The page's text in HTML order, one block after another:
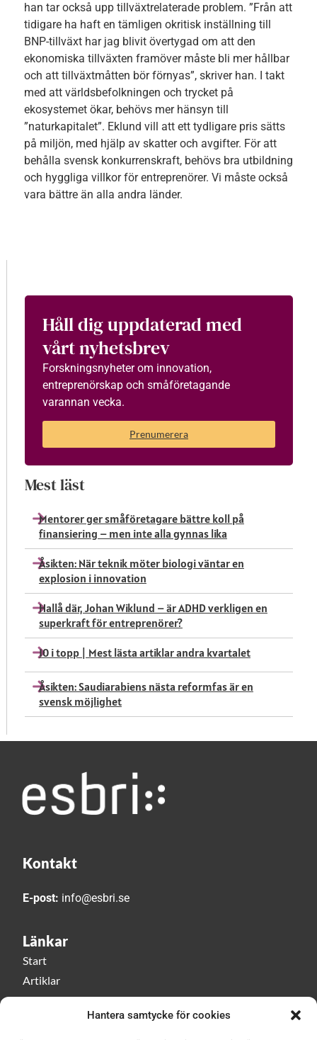
Hantera samtycke för cookies
han tar också upp tillväxtrelaterade problem. ”Från att
tidigare ha haft en tämligen okritisk inställning till
BNP-tillväxt har jag blivit övertygad om att den
ekonomiska tillväxten framöver måste bli mer hållbar
och att tillväxtmåtten bör förnyas”, skriver han. I takt
med att världsbefolkningen och trycket på
ekosystemet ökar, behövs mer hänsyn till
”naturkapitalet”. Eklund vill att ett tydligare pris sätts
på miljön, med hjälp av skatter och avgifter. För att
behålla svensk konkurrenskraft, behövs bra utbildning
och hyggliga villkor för entreprenörer. Vi måste också
vara bättre än alla andra länder.
Håll dig uppdaterad med
vårt nyhetsbrev
Forskningsnyheter om innovation,
entreprenörskap och småföretagande
varannan vecka.
Prenumerera
Mest läst
Mentorer ger småföretagare bättre koll på
finansiering – men inte alla gynnas lika
Åsikten: När teknik möter biologi väntar en
explosion i innovation
Hallå där, Johan Wiklund – är ADHD verkligen en
superkraft för entreprenörer?
10 i topp | Mest lästa artiklar andra kvartalet
Åsikten: Saudiarabiens nästa reformfas är en
svensk möjlighet
Kontakt
E-post: info@esbri.se
Länkar
Start
Artiklar
Esbri play